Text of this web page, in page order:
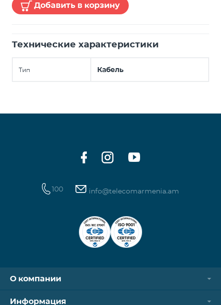
Добавить в корзину
Технические характеристики
Тип Кабель
100 info@telecomarmenia.am
О компании
Информация